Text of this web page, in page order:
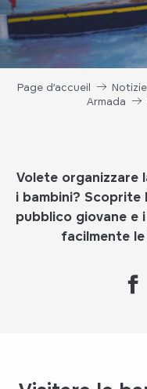
Page d’accueil Notizie
Armada
Volete organizzare
i bambini?
pubblico giovane e
facilmente le